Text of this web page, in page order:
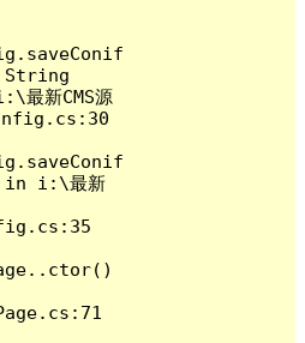
新CMS源
in i:\最新